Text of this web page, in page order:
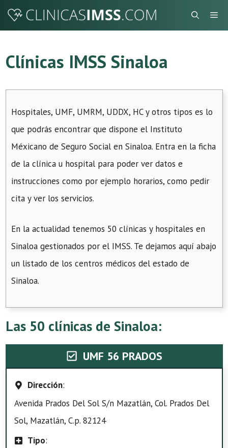
Saltar
Clínicas IMSS Sinaloa
Hospitales, UMF, UMRM, UDDX, HC y otros tipos es lo
que podrás encontrar que dispone el Instituto
Méxicano de Seguro Social en Sinaloa. Entra en la ficha
de la clínica u hospital para poder ver datos e
instrucciones como por ejemplo horarios, como pedir
cita y ver los servicios.
En la actualidad tenemos 50 clínicas y hospitales en
Sinaloa gestionados por el IMSS. Te dejamos aquí abajo
un listado de los centros médicos del estado de
Sinaloa.
Las 50 clínicas de Sinaloa:
UMF 56 PRADOS
Dirección:
Avenida Prados Del Sol S/n Mazatlán, Col. Prados Del
Sol, Mazatlán, C.p. 82124
Tipo: